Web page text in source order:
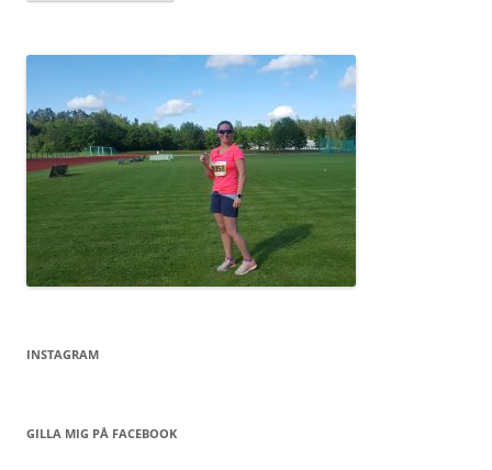
INSTAGRAM
GILLA MIG PÅ FACEBOOK